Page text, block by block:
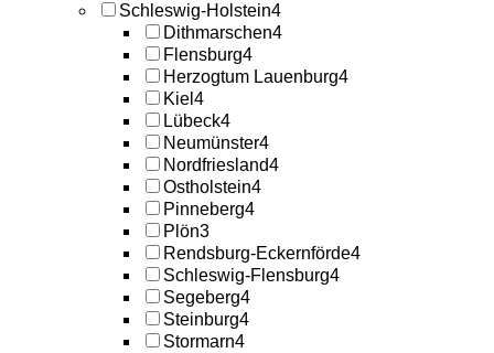
Schleswig-Holstein4
Dithmarschen4
Flensburg4
Herzogtum Lauenburg4
Kiel 4
Lübeck4
Neumünster4
Nordfriesland4
Ostholstein4
Pinneberg4
Plön3
Rendsburg-Eckernförde4
Schleswig-Flensburg4
Segeberg4
Steinburg4
Stormarn4